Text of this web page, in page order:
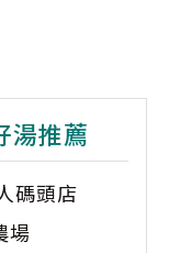
湯推薦
碼頭店
場